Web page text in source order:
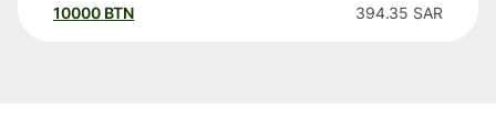
10000 BTN 394.35 SAR